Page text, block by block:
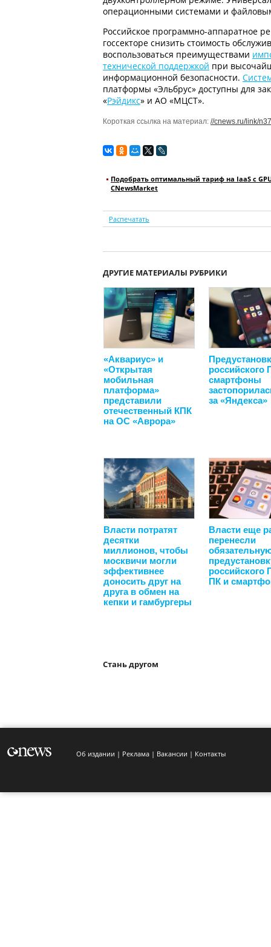
операционными системами и
Российское программно-аппаратное
госсекторе снизить стоимость
воспользоваться преимуществами
технической поддержкой при
информационной безопасности.
платформы «Эльбрус» доступны для
«Рэйдикс» и АО «МЦСТ».
Короткая ссылка на материал: //cnews.ru/link/
Подобрать оптимальный тариф на IaaS с
CNewsMarket
Распечатать
ДРУГИЕ МАТЕРИАЛЫ РУБРИКИ
«Аквариус» и
«Открытая
мобильная
платформа»
представили
отечественный КПК
на ОС «Аврора»
российского
смартфоны
за «Яндекса»
Власти потратят
десятки
миллионов, чтобы
москвичи могли
эффективнее
доносить друг на
друга в обмен на
кепки и гамбургеры
Власти еще
перенесли
российского
ПК и
Стань другом
Об издании Реклама Вакансии Контакты